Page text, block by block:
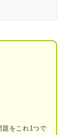
問｜田中さん
題をこれ1つで